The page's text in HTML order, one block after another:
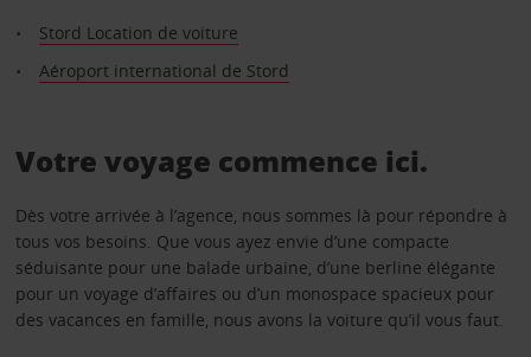
Stord Location de voiture
Aéroport international de Stord
Votre voyage commence ici.
Dès votre arrivée à l’agence, nous sommes là pour répondre à
tous vos besoins. Que vous ayez envie d’une compacte
séduisante pour une balade urbaine, d’une berline élégante
pour un voyage d’affaires ou d’un monospace spacieux pour
des vacances en famille, nous avons la voiture qu’il vous faut.